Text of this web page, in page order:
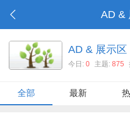
AD &
AD & 展示区
今日:0 主题:875
全部 最新